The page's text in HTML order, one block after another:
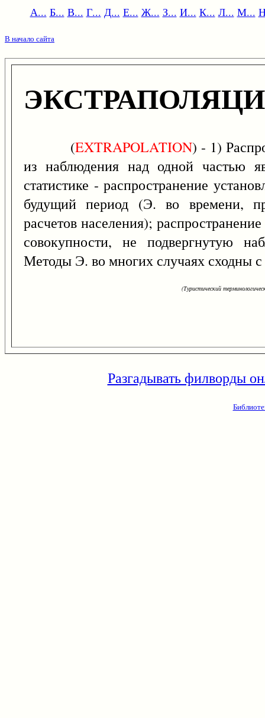
А... Б... В... Г... Д... Е... Ж... З... И... К... Л... М...
В начало сайта
(EXTRAPOLATION) - 1)
из наблюдения над одной частью
статистике - распространение
будущий период (Э. во времени,
расчетов населения);
совокупности, не подвергнутую
Методы Э. во многих случаях сходны
(Туристический
Разгадывать филворды